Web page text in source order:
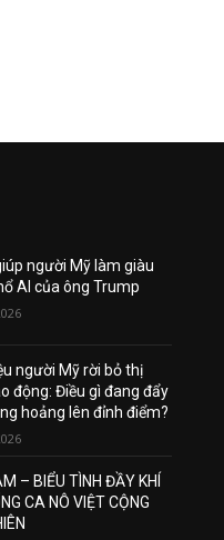
người Mỹ làm giàu
AI của ông Trump
người Mỹ rời bỏ thị
động: Điều gì đang đẩy
hoảng lên đỉnh điểm?
– BIỂU TÌNH ĐẦY KHÍ
CA NÔ VIỆT CỘNG